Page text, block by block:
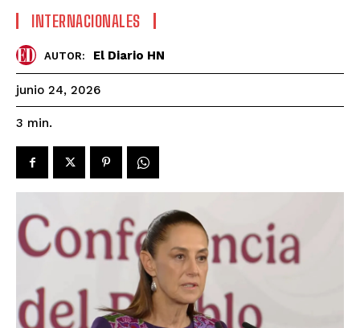
INTERNACIONALES
AUTOR: El Diario HN
junio 24, 2026
3 min.